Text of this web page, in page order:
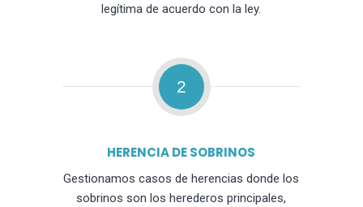
legítima de acuerdo con la ley.
2
HERENCIA DE SOBRINOS
Gestionamos casos de herencias donde los
sobrinos son los herederos principales,